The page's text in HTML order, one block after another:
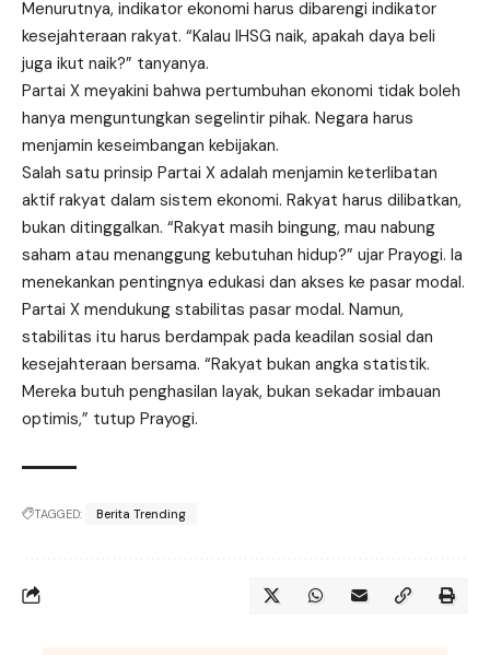
Menurutnya, indikator ekonomi harus dibarengi indikator
kesejahteraan rakyat. “Kalau IHSG naik, apakah daya beli
juga ikut naik?” tanyanya.
Partai X meyakini bahwa pertumbuhan ekonomi tidak boleh
hanya menguntungkan segelintir pihak. Negara harus
menjamin keseimbangan kebijakan.
Salah satu prinsip Partai X adalah menjamin keterlibatan
aktif rakyat dalam sistem ekonomi. Rakyat harus dilibatkan,
bukan ditinggalkan. “Rakyat masih bingung, mau nabung
saham atau menanggung kebutuhan hidup?” ujar Prayogi. Ia
menekankan pentingnya edukasi dan akses ke pasar modal.
Partai X mendukung stabilitas pasar modal. Namun,
stabilitas itu harus berdampak pada keadilan sosial dan
kesejahteraan bersama. “Rakyat bukan angka statistik.
Mereka butuh penghasilan layak, bukan sekadar imbauan
optimis,” tutup Prayogi.
TAGGED: Berita Trending